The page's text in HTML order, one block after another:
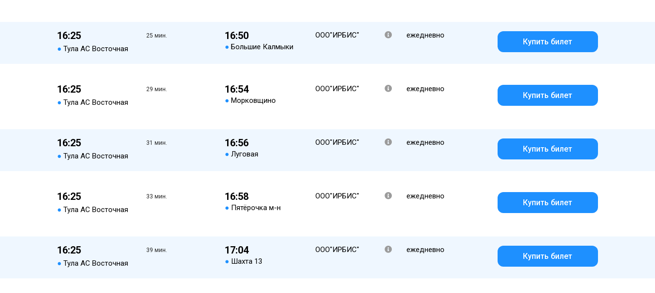
16:25
● Тула АС Восточная
25 мин. 16:50
● Большие Калмыки
ООО"ИРБИС" ежедневно
Купить билет
16:25
● Тула АС Восточная
29 мин. 16:54
● Морковщино
ООО"ИРБИС" ежедневно
Купить билет
16:25
● Тула АС Восточная
31 мин. 16:56
● Луговая
ООО"ИРБИС" ежедневно
Купить билет
16:25
● Тула АС Восточная
33 мин. 16:58
● Пятёрочка м-н
ООО"ИРБИС" ежедневно
Купить билет
16:25
● Тула АС Восточная
39 мин. 17:04
● Шахта 13
ООО"ИРБИС" ежедневно
Купить билет